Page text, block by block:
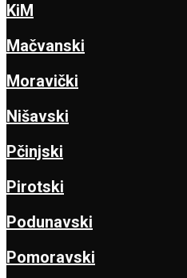
KiM
Mačvanski
Moravički
Nišavski
Pčinjski
Pirotski
Podunavski
Pomoravski